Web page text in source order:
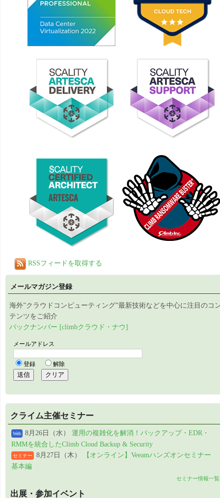
RSSフィードを取得する
メールマガジン登録
海外”クラウドコンピューティング”最新技術などを中心に注目のコ
テンツをご紹介
バックナンバー [climbクラウド・ナウ]
クライム主催セミナー
Web 8月26日（水） 運用の複雑化を解消！バックアップ・EDR・
RMMを統合したClimb Cloud Backup & Security
セミナー 8月27日（木）
【オンライン】Veeamハンズオンセミナー
基本編
セミナー情報一覧
出展・参加イベント